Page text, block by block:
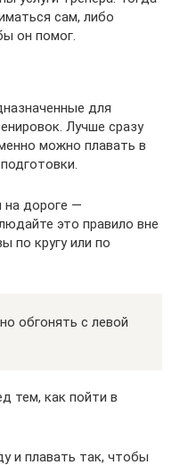
сам, либо
он помог.
для
Лучше сразу
можно плавать в
на дороге —
это правило вне
по кругу или по
обгонять с левой
тем, как пойти в
и плавать так, чтобы